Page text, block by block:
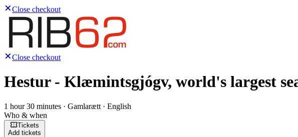
Close checkout
Close checkout
Hestur - Klæmintsgjógv, world's largest
1 hour 30 minutes · Gamlarætt · English
Who & when
Tickets
Add tickets